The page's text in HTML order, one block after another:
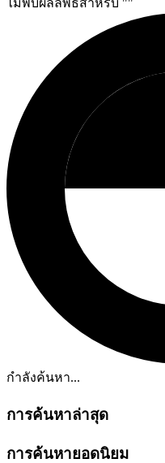
ไม่พบผลลัพธ์สำหรับ ""
กำลังค้นหา...
การค้นหาล่าสุด
การค้นหายอดนิยม